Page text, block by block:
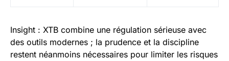
Insight : XTB combine une régulation sérieuse avec
des outils modernes ; la prudence et la discipline
restent néanmoins nécessaires pour limiter les risques